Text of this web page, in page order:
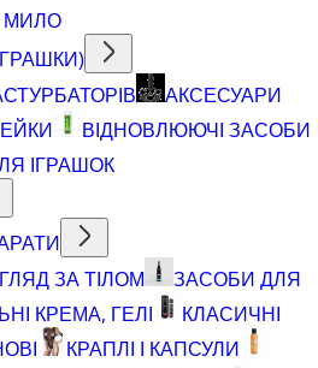
МИЛО
АКСЕСУАРИ
ВІДНОВЛЮЮЧІ ЗАСОБИ
ІГРАШОК
ЗА ТІЛОМ
ЗАСОБИ ДЛЯ
КРЕМА, ГЕЛІ
КЛАСИЧНІ
КРАПЛІ І КАПСУЛИ